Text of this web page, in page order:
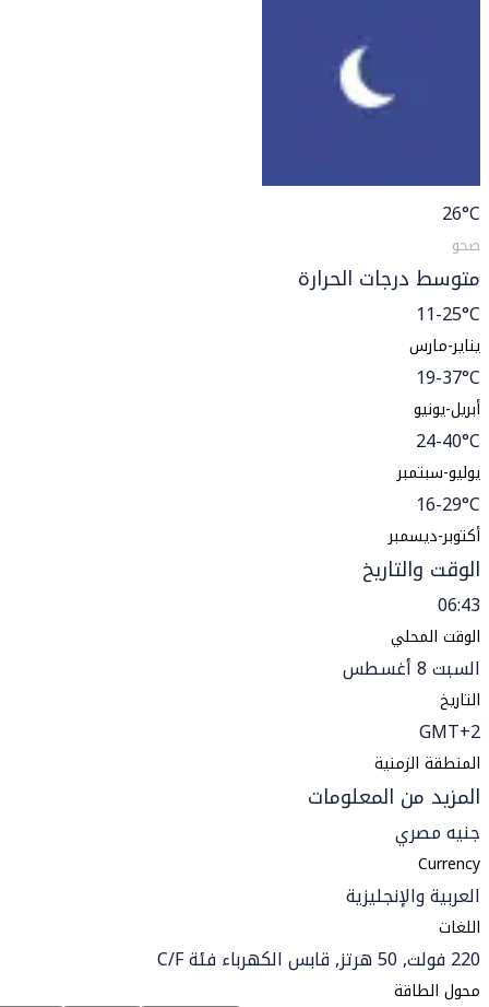
26°C
صحو
متوسط درجات الحرارة
11-25°C
يناير-مارس
19-37°C
أبريل-يونيو
24-40°C
يوليو-سبتمبر
16-29°C
أكتوبر-ديسمبر
الوقت والتاريخ
06:43
الوقت المحلي
السبت 8 أغسطس
التاريخ
GMT+2
المنطقة الزمنية
المزيد من المعلومات
جنيه مصري
Currency
العربية والإنجليزية
اللغات
220 فولت, 50 هرتز, قابس الكهرباء فئة C/F
محول الطاقة